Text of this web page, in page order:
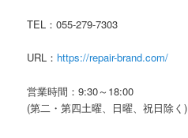
TEL：055-279-7303
URL： https://repair-brand.com/
営業時間：9:30～18:00
(第二・第四土曜、日曜、祝日除く)